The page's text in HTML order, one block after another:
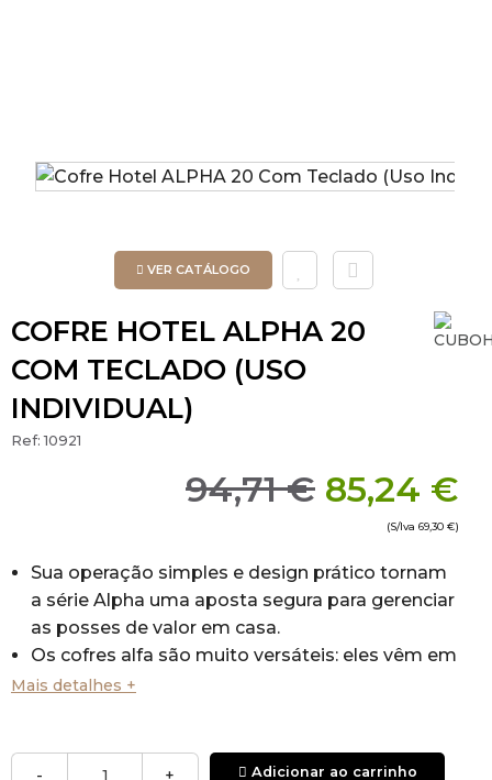
VER CATÁLOGO
COFRE HOTEL ALPHA 20
COM TECLADO (USO
INDIVIDUAL)
Ref:10921
94,71 € 85,24 €
(S/Iva 69,30 €)
Sua operação simples e design prático tornam
a série Alpha uma aposta segura para gerenciar
as posses de valor em casa.
Os cofres alfa são muito versáteis: eles vêm em
várias dimensões e modelos.
Tem um bloqueio de emergência.
Mais detalhes +
- + Adicionar ao carrinho